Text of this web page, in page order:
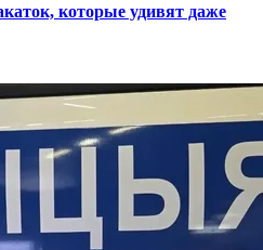
которые удивят даже